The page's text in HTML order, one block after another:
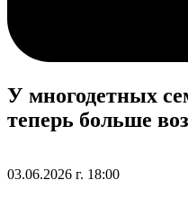
У многодетных
теперь больше
03.06.2026 г. 18:00